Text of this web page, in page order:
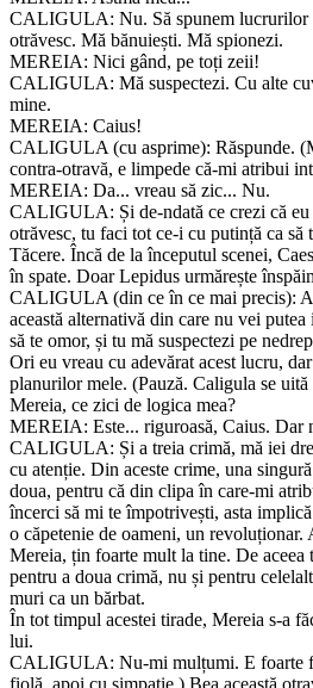
CALIGULA: Nu. Să spunem lucrurilor
otrăvesc. Mă bănuiești. Mă spionezi.
MEREIA: Nici gând, pe toți zeii!
CALIGULA: Mă suspectezi. Cu alte
mine.
MEREIA: Caius!
CALIGULA (cu asprime): Răspunde.
contra-otravă, e limpede că-mi atribui
MEREIA: Da... vreau să zic... Nu.
CALIGULA: Și de-ndată ce crezi că eu
otrăvesc, tu faci tot ce-i cu putință ca
Tăcere. Încă de la începutul scenei,
în spate. Doar Lepidus urmărește
CALIGULA (din ce în ce mai precis):
această alternativă din care nu vei
să te omor, și tu mă suspectezi pe
Ori eu vreau cu adevărat acest lucru,
planurilor mele. (Pauză. Caligula se
Mereia, ce zici de logica mea?
MEREIA: Este... riguroasă, Caius. Dar
CALIGULA: Și a treia crimă, mă iei
cu atenție. Din aceste crime, una
doua, pentru că din clipa în care-mi
încerci să mi te împotrivești, asta
o căpetenie de oameni, un
Mereia, țin foarte mult la tine. De aceea
pentru a doua crimă, nu și pentru
muri ca un bărbat.
În tot timpul acestei tirade, Mereia s-a
lui.
CALIGULA: Nu-mi mulțumi. E foarte